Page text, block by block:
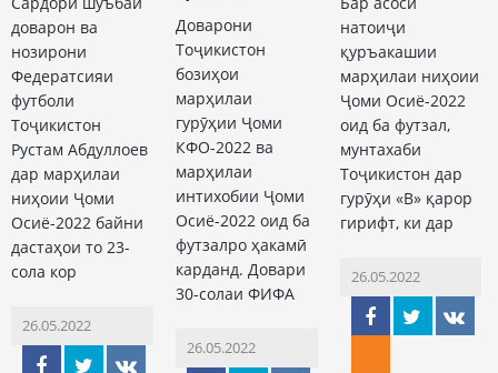
доварон ва
нозирони
Федератсияи
футболи
Тоҷикистон
Рустам Абдуллоев
дар марҳилаи
ниҳоии Ҷоми
Осиё-2022 байни
дастаҳои то 23-
сола кор
26.05.2022
Доварони
Тоҷикистон
бозиҳои
марҳилаи
гурӯҳии Ҷоми
КФО-2022 ва
марҳилаи
интихобии Ҷоми
Осиё-2022 оид ба
футзалро ҳакамӣ
карданд. Довари
30-солаи ФИФА
26.05.2022
натоиҷи
қуръакашии
марҳилаи ниҳоии
Ҷоми Осиё-2022
оид ба футзал,
мунтахаби
Тоҷикистон дар
гурӯҳи «В» қарор
гирифт, ки дар
26.05.2022